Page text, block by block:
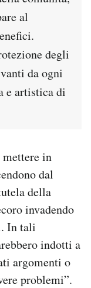
al
degli
da ogni
e artistica di
in
dal
della
invadendo
In tali
indotti a
argomenti o
problemi”.